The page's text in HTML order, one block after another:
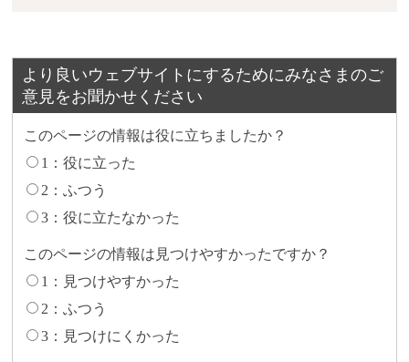
より良いウェブサイトにするためにみなさまのご
意見をお聞かせください
このページの情報は役に立ちましたか？
1：役に立った
2：ふつう
3：役に立たなかった
このページの情報は見つけやすかったですか？
1：見つけやすかった
2：ふつう
3：見つけにくかった